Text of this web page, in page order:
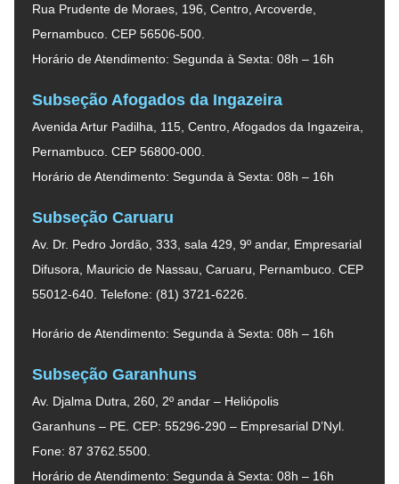
Rua Prudente de Moraes, 196, Centro, Arcoverde,
Pernambuco. CEP 56506-500.
Horário de Atendimento: Segunda à Sexta: 08h – 16h
Subseção Afogados da Ingazeira
Avenida Artur Padilha, 115, Centro, Afogados da Ingazeira,
Pernambuco. CEP 56800-000.
Horário de Atendimento: Segunda à Sexta: 08h – 16h
Subseção Caruaru
Av. Dr. Pedro Jordão, 333, sala 429, 9º andar, Empresarial
Difusora, Mauricio de Nassau, Caruaru, Pernambuco. CEP
55012-640. Telefone: (81) 3721-6226.
Horário de Atendimento: Segunda à Sexta: 08h – 16h
Subseção Garanhuns
Av. Djalma Dutra, 260, 2º andar – Heliópolis
Garanhuns – PE. CEP: 55296-290 – Empresarial D’Nyl.
Fone: 87 3762.5500.
Horário de Atendimento: Segunda à Sexta: 08h – 16h